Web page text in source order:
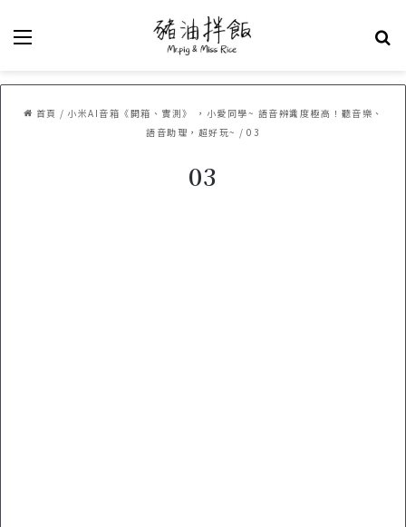
首頁 / 小米AI音箱《開箱、實測》 ，小愛同學~ 語音辨識度極高！聽音樂、
語音助理，超好玩~ / 03
03